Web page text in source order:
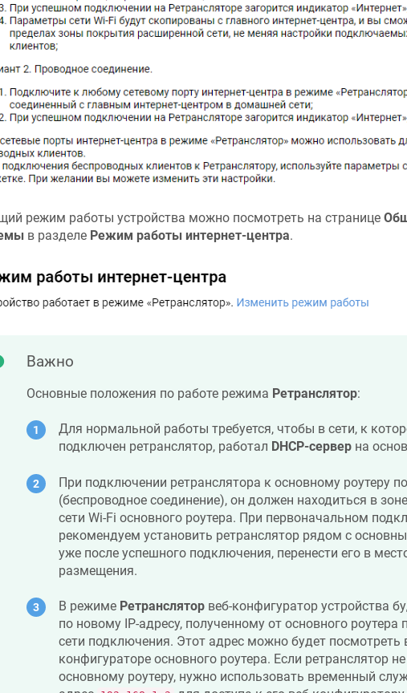
режим работы устройства можно посмотреть на странице
в разделе Режим работы интернет-центра.
Важно
Основные положения по работе режима Ретранслятор:
Для нормальной работы требуется, чтобы в сети, к
подключен ретранслятор, работал DHCP-серверна
При подключении ретранслятора к основному роутеру
(беспроводное соединение), он должен находиться в
сети Wi-Fi основного роутера. При первоначальном
рекомендуем установить ретранслятор рядом с
уже после успешного подключения, перенести его в
размещения.
В режиме Ретрансляторвеб-конфигуратор устройства
по новому IP-адресу, полученному от основного роутера
сети подключения. Этот адрес можно будет посмотреть
конфигураторе основного роутера. Если ретранслятор
основному роутеру, нужно использовать временный